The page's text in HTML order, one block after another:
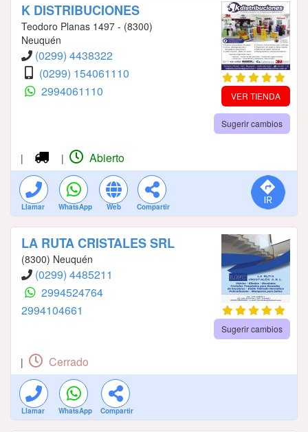
K DISTRIBUCIONES
Teodoro Planas 1497 - (8300)
Neuquén
(0299) 4438322
(0299) 154061110
2994061110
VER TIENDA
Sugerir cambios
| | Abierto
Llamar WhatsApp Web Compartir
LA RUTA CRISTALES SRL
(8300) Neuquén
(0299) 4485211
2994524764
2994104661
Sugerir cambios
| Cerrado
Llamar WhatsApp Compartir